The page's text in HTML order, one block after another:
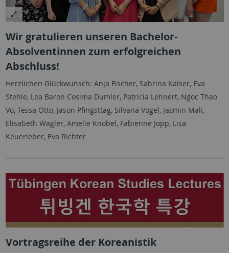
Wir gratulieren unseren Bachelor-
Absolventinnen zum erfolgreichen
Abschluss!
Herzlichen Glückwunsch: Anja Fischer, Sabrina Kaiser, Eva
Stehle, Lea Baron Cosima Dumler, Patricia Lehnert, Ngoc Thao
Vo, Tessa Otto, Jason Pfingsttag, Silvana Vogel, Jasmin Mali,
Elisabeth Wagler, Amelie Knobel, Fabienne Jopp, Lisa
Keuerleber, Eva Richter
Vortragsreihe der Koreanistik